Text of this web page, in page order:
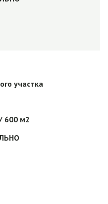
участка
600 м2